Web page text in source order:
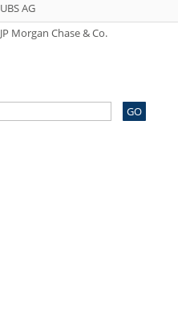
UBS AG
JP Morgan Chase & Co.
GO